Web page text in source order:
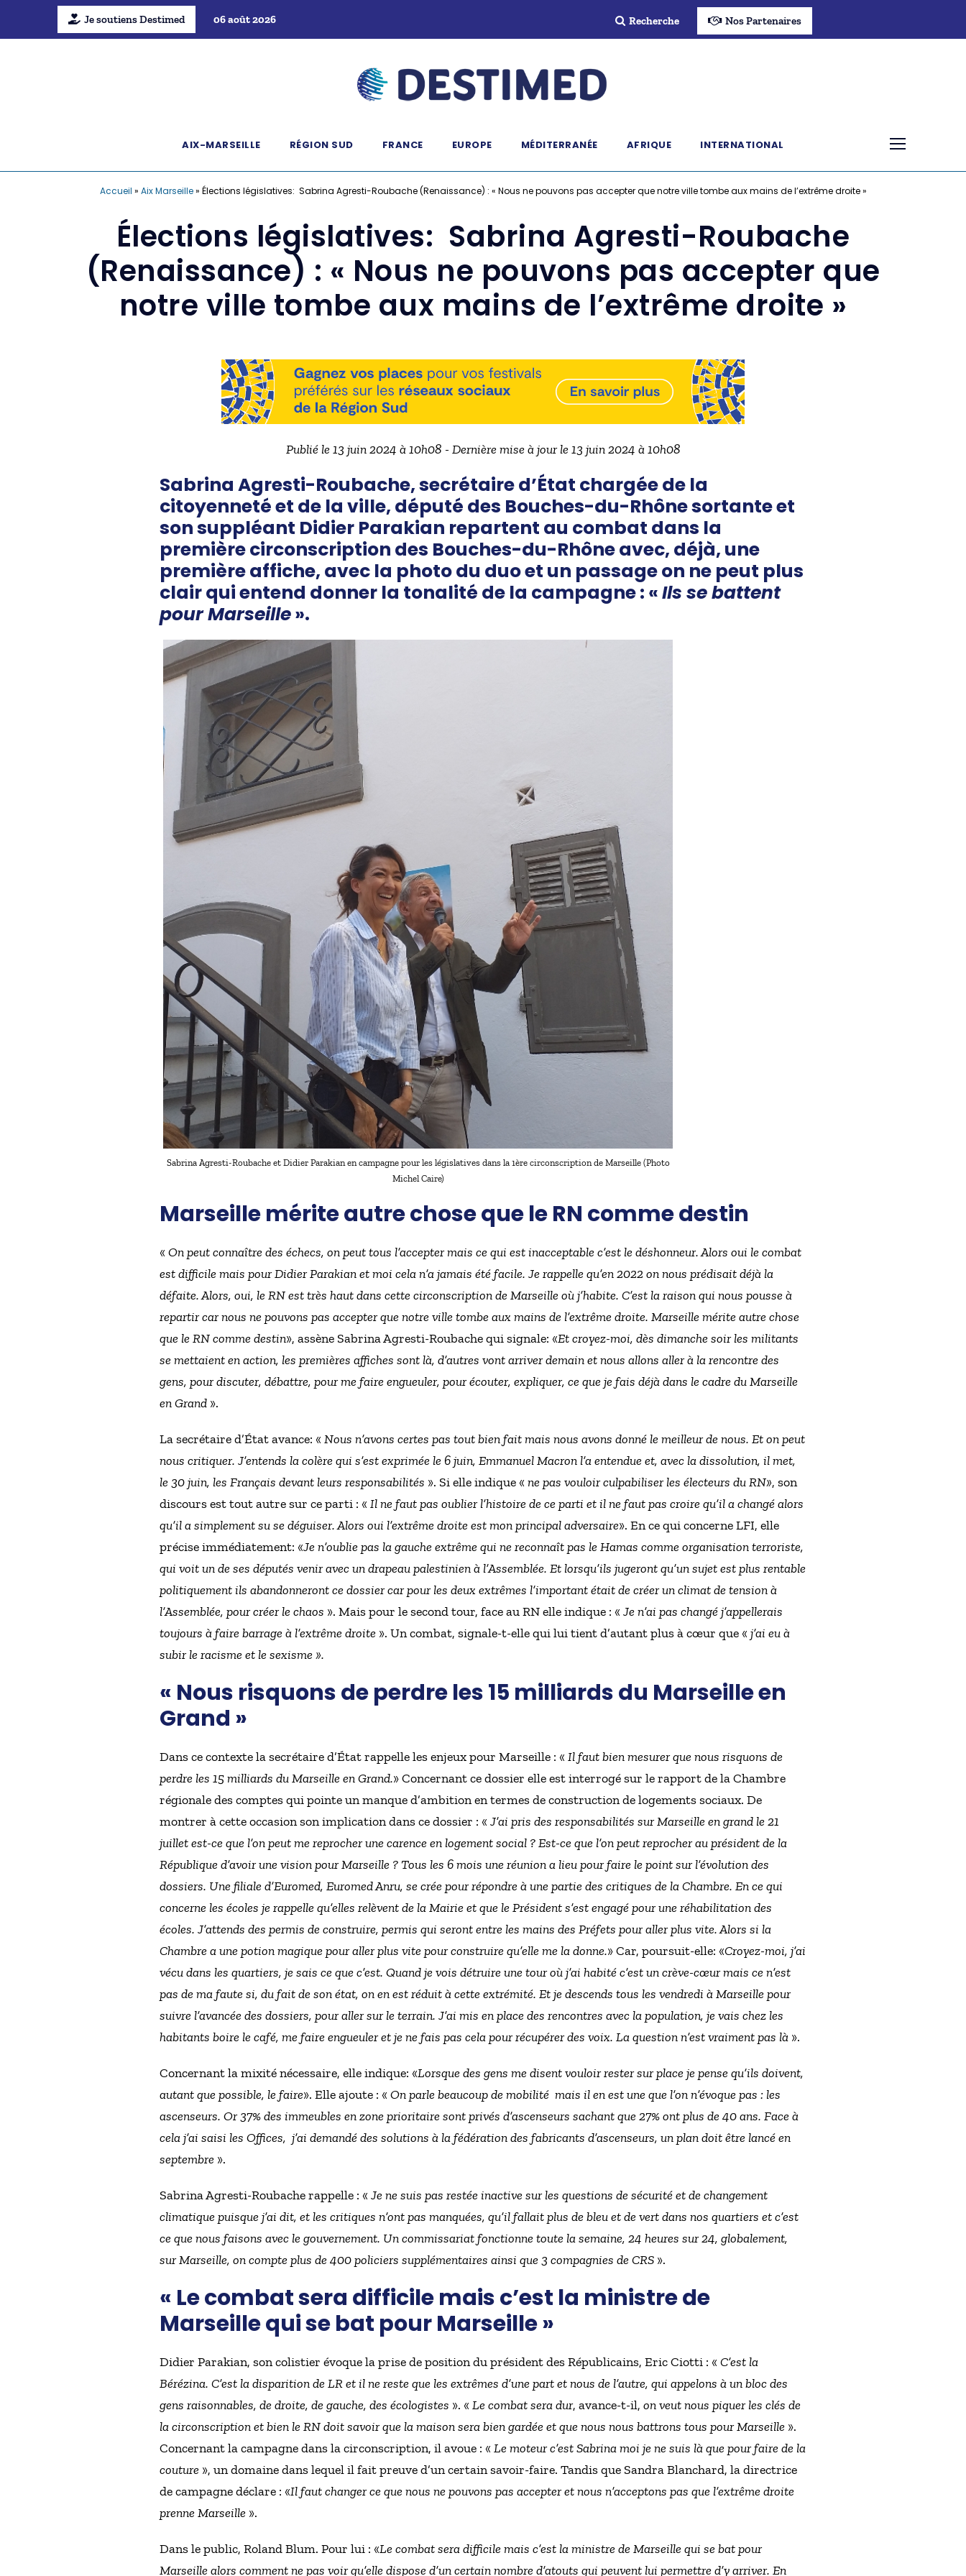
Je soutiens Destimed 06 août 2026 Recherche Nos Partenaires
AIX-MARSEILLE RÉGION SUD FRANCE EUROPE MÉDITERRANÉE AFRIQUE INTERNATIONAL
Accueil » Aix Marseille» Élections législatives: Sabrina Agresti-Roubache (Renaissance) : « Nous ne pouvons pas accepter que notre ville tombe aux mains de l’extrême droite »
Élections législatives: Sabrina Agresti-Roubache
(Renaissance) : « Nous ne pouvons pas accepter que
notre ville tombe aux mains de l’extrême droite »
Publié le 13 juin 2024 à 10h08 - Dernière mise à jour le 13 juin 2024 à 10h08
Sabrina Agresti-Roubache, secrétaire d’État chargée de la
citoyenneté et de la ville, député des Bouches-du-Rhône sortante et
son suppléant Didier Parakian repartent au combat dans la
première circonscription des Bouches-du-Rhône avec, déjà, une
première affiche, avec la photo du duo et un passage on ne peut plus
clair qui entend donner la tonalité de la campagne : «Ils se battent
pour Marseille».
Sabrina Agresti-Roubache et Didier Parakian en campagne pour les législatives dans la 1ère circonscription de Marseille (Photo
Michel Caire)
Marseille mérite autre chose que le RN comme destin
« On peut connaître des échecs, on peut tous l’accepter mais ce qui est inacceptable c’est le déshonneur. Alors oui le combat
est difficile mais pour Didier Parakian et moi cela n’a jamais été facile. Je rappelle qu’en 2022 on nous prédisait déjà la
défaite. Alors, oui, le RN est très haut dans cette circonscription de Marseille où j’habite. C’est la raison qui nous pousse à
repartir car nous ne pouvons pas accepter que notre ville tombe aux mains de l’extrême droite. Marseille mérite autre chose
que le RN comme destin», assène Sabrina Agresti-Roubache qui signale: «Et croyez-moi, dès dimanche soir les militants
se mettaient en action, les premières affiches sont là, d’autres vont arriver demain et nous allons aller à la rencontre des
gens, pour discuter, débattre, pour me faire engueuler, pour écouter, expliquer, ce que je fais déjà dans le cadre du Marseille
en Grand ».
La secrétaire d’État avance: « Nous n’avons certes pas tout bien fait mais nous avons donné le meilleur de nous. Et on peut
nous critiquer. J’entends la colère qui s’est exprimée le 6 juin, Emmanuel Macron l’a entendue et, avec la dissolution, il met,
le 30 juin, les Français devant leurs responsabilités ». Si elle indique « ne pas vouloir culpabiliser les électeurs du RN», son
discours est tout autre sur ce parti : « Il ne faut pas oublier l’histoire de ce parti et il ne faut pas croire qu’il a changé alors
qu’il a simplement su se déguiser. Alors oui l’extrême droite est mon principal adversaire». En ce qui concerne LFI, elle
précise immédiatement: «Je n’oublie pas la gauche extrême qui ne reconnaît pas le Hamas comme organisation terroriste,
qui voit un de ses députés venir avec un drapeau palestinien à l’Assemblée. Et lorsqu’ils jugeront qu’un sujet est plus rentable
politiquement ils abandonneront ce dossier car pour les deux extrêmes l’important était de créer un climat de tension à
l’Assemblée, pour créer le chaos ». Mais pour le second tour, face au RN elle indique : « Je n’ai pas changé j’appellerais
toujours à faire barrage à l’extrême droite ». Un combat, signale-t-elle qui lui tient d’autant plus à cœur que « j’ai eu à
subir le racisme et le sexisme ».
« Nous risquons de perdre les 15 milliards du Marseille en
Grand »
Dans ce contexte la secrétaire d’État rappelle les enjeux pour Marseille : « Il faut bien mesurer que nous risquons de
perdre les 15 milliards du Marseille en Grand.» Concernant ce dossier elle est interrogé sur le rapport de la Chambre
régionale des comptes qui pointe un manque d’ambition en termes de construction de logements sociaux. De
montrer à cette occasion son implication dans ce dossier : « J’ai pris des responsabilités sur Marseille en grand le 21
juillet est-ce que l’on peut me reprocher une carence en logement social ? Est-ce que l’on peut reprocher au président de la
République d’avoir une vision pour Marseille ? Tous les 6 mois une réunion a lieu pour faire le point sur l’évolution des
dossiers. Une filiale d’Euromed, Euromed Anru, se crée pour répondre à une partie des critiques de la Chambre. En ce qui
concerne les écoles je rappelle qu’elles relèvent de la Mairie et que le Président s’est engagé pour une réhabilitation des
écoles. J’attends des permis de construire, permis qui seront entre les mains des Préfets pour aller plus vite. Alors si la
Chambre a une potion magique pour aller plus vite pour construire qu’elle me la donne.» Car, poursuit-elle: «Croyez-moi, j’ai
vécu dans les quartiers, je sais ce que c’est. Quand je vois détruire une tour où j’ai habité c’est un crève-cœur mais ce n’est
pas de ma faute si, du fait de son état, on en est réduit à cette extrémité. Et je descends tous les vendredi à Marseille pour
suivre l’avancée des dossiers, pour aller sur le terrain. J’ai mis en place des rencontres avec la population, je vais chez les
habitants boire le café, me faire engueuler et je ne fais pas cela pour récupérer des voix. La question n’est vraiment pas là ».
Concernant la mixité nécessaire, elle indique: «Lorsque des gens me disent vouloir rester sur place je pense qu’ils doivent,
autant que possible, le faire». Elle ajoute : « On parle beaucoup de mobilité mais il en est une que l’on n’évoque pas : les
ascenseurs. Or 37% des immeubles en zone prioritaire sont privés d’ascenseurs sachant que 27% ont plus de 40 ans. Face à
cela j’ai saisi les Offices, j’ai demandé des solutions à la fédération des fabricants d’ascenseurs, un plan doit être lancé en
septembre ».
Sabrina Agresti-Roubache rappelle : « Je ne suis pas restée inactive sur les questions de sécurité et de changement
climatique puisque j’ai dit, et les critiques n’ont pas manquées, qu’il fallait plus de bleu et de vert dans nos quartiers et c’est
ce que nous faisons avec le gouvernement. Un commissariat fonctionne toute la semaine, 24 heures sur 24, globalement,
sur Marseille, on compte plus de 400 policiers supplémentaires ainsi que 3 compagnies de CRS ».
« Le combat sera difficile mais c’est la ministre de
Marseille qui se bat pour Marseille »
Didier Parakian, son colistier évoque la prise de position du président des Républicains, Eric Ciotti : « C’est la
Bérézina. C’est la disparition de LR et il ne reste que les extrêmes d’une part et nous de l’autre, qui appelons à un bloc des
gens raisonnables, de droite, de gauche, des écologistes ». « Le combat sera dur, avance-t-il, on veut nous piquer les clés de
la circonscription et bien le RN doit savoir que la maison sera bien gardée et que nous nous battrons tous pour Marseille ».
Concernant la campagne dans la circonscription, il avoue : « Le moteur c’est Sabrina moi je ne suis là que pour faire de la
couture », un domaine dans lequel il fait preuve d’un certain savoir-faire. Tandis que Sandra Blanchard, la directrice
de campagne déclare : «Il faut changer ce que nous ne pouvons pas accepter et nous n’acceptons pas que l’extrême droite
prenne Marseille ».
Dans le public, Roland Blum. Pour lui : «Le combat sera difficile mais c’est la ministre de Marseille qui se bat pour
Marseille alors comment ne pas voir qu’elle dispose d’un certain nombre d’atouts qui peuvent lui permettre d’y arriver. En